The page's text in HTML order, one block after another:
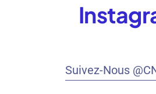
Suivez-Nous